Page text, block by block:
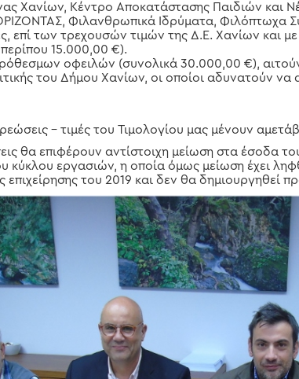
Χανίων, Κέντρο Αποκατάστασης Παιδιών
Φιλανθρωπικά Ιδρύματα, Φιλόπτωχα
επί των τρεχουσών τιμών της Δ.Ε. Χανίων και
15.000,00 €).
οφειλών (συνολικά 30.000,00 €),
του Δήμου Χανίων, οι οποίοι αδυνατούν
– τιμές του Τιμολογίου μας μένουν
θα επιφέρουν αντίστοιχη μείωση στα έσοδα
κύκλου εργασιών, η οποία όμως μείωση έχει
επιχείρησης του 2019 και δεν θα δημιουργηθεί